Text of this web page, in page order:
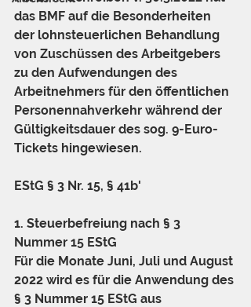
das BMF auf die Besonderheiten
der lohnsteuerlichen Behandlung
von Zuschüssen des Arbeitgebers
zu den Aufwendungen des
Arbeitnehmers für den öffentlichen
Personennahverkehr während der
Gültigkeitsdauer des sog. 9-Euro-
Tickets hingewiesen.
EStG § 3 Nr. 15, § 41b'
1. Steuerbefreiung nach § 3
Nummer 15 EStG
Für die Monate Juni, Juli und August
2022 wird es für die Anwendung des
§ 3 Nummer 15 EStG aus